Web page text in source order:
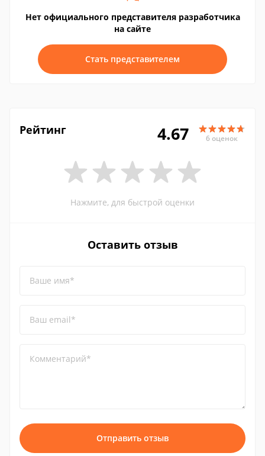
Нет официального представителя разработчика
на сайте
Стать представителем
Рейтинг 4.67 6 оценок
Нажмите, для быстрой оценки
Оставить отзыв
Ваше имя*
Ваш email*
Комментарий*
Отправить отзыв